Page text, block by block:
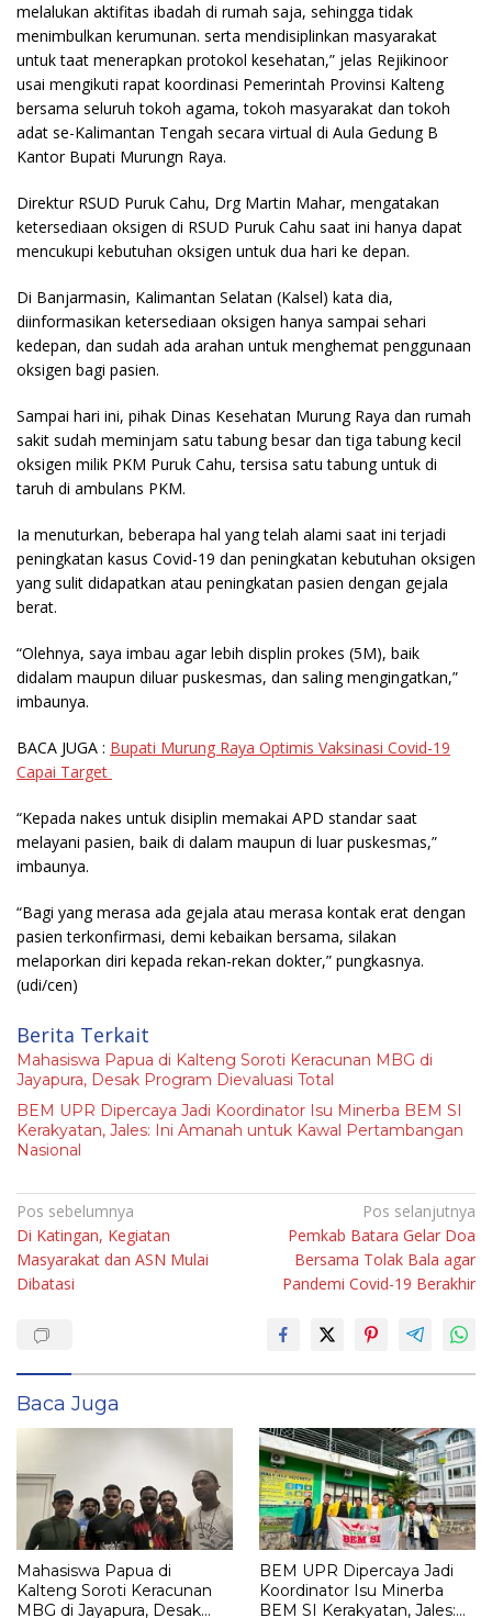
melalukan aktifitas ibadah di rumah saja, sehingga tidak
menimbulkan kerumunan. serta mendisiplinkan masyarakat
untuk taat menerapkan protokol kesehatan,” jelas Rejikinoor
usai mengikuti rapat koordinasi Pemerintah Provinsi Kalteng
bersama seluruh tokoh agama, tokoh masyarakat dan tokoh
adat se-Kalimantan Tengah secara virtual di Aula Gedung B
Kantor Bupati Murungn Raya.
Direktur RSUD Puruk Cahu, Drg Martin Mahar, mengatakan
ketersediaan oksigen di RSUD Puruk Cahu saat ini hanya dapat
mencukupi kebutuhan oksigen untuk dua hari ke depan.
Di Banjarmasin, Kalimantan Selatan (Kalsel) kata dia,
diinformasikan ketersediaan oksigen hanya sampai sehari
kedepan, dan sudah ada arahan untuk menghemat penggunaan
oksigen bagi pasien.
Sampai hari ini, pihak Dinas Kesehatan Murung Raya dan rumah
sakit sudah meminjam satu tabung besar dan tiga tabung kecil
oksigen milik PKM Puruk Cahu, tersisa satu tabung untuk di
taruh di ambulans PKM.
Ia menuturkan, beberapa hal yang telah alami saat ini terjadi
peningkatan kasus Covid-19 dan peningkatan kebutuhan oksigen
yang sulit didapatkan atau peningkatan pasien dengan gejala
berat.
“Olehnya, saya imbau agar lebih displin prokes (5M), baik
didalam maupun diluar puskesmas, dan saling mengingatkan,”
imbaunya.
BACA JUGA : Bupati Murung Raya Optimis Vaksinasi Covid-19
Capai Target
“Kepada nakes untuk disiplin memakai APD standar saat
melayani pasien, baik di dalam maupun di luar puskesmas,”
imbaunya.
“Bagi yang merasa ada gejala atau merasa kontak erat dengan
pasien terkonfirmasi, demi kebaikan bersama, silakan
melaporkan diri kepada rekan-rekan dokter,” pungkasnya.
(udi/cen)
Berita Terkait
Mahasiswa Papua di Kalteng Soroti Keracunan MBG di
Jayapura, Desak Program Dievaluasi Total
BEM UPR Dipercaya Jadi Koordinator Isu Minerba BEM SI
Kerakyatan, Jales: Ini Amanah untuk Kawal Pertambangan
Nasional
Navigasi
pos
Pos sebelumnya
Di Katingan, Kegiatan
Masyarakat dan ASN Mulai
Dibatasi
Pos selanjutnya
Pemkab Batara Gelar Doa
Bersama Tolak Bala agar
Pandemi Covid-19 Berakhir
Baca Juga
Mahasiswa Papua di
Kalteng Soroti Keracunan
MBG di Jayapura, Desak
BEM UPR Dipercaya Jadi
Koordinator Isu Minerba
BEM SI Kerakyatan, Jales: